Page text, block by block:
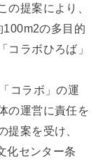
の提案により、
100m2の多目的
コラボひろば」
コラボ」の運
の運営に責任を
提案を受け、
化センター条